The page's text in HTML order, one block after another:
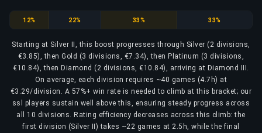
Silver
12% Gold
22% Platinum
33% Diamond
33%
Starting at Silver II, this boost progresses through Silver (2 divisions,
€3.85), then Gold (3 divisions, €7.34), then Platinum (3 divisions,
€10.84), then Diamond (2 divisions, €10.84), arriving at Diamond III.
On average, each division requires ~40 games (4.7h) at
€3.29/division. A 57%+ win rate is needed to climb at this bracket; our
ssl players sustain well above this, ensuring steady progress across
all 10 divisions. Rating efficiency decreases across this climb: the
first division (Silver II) takes ~22 games at 2.5h, while the final